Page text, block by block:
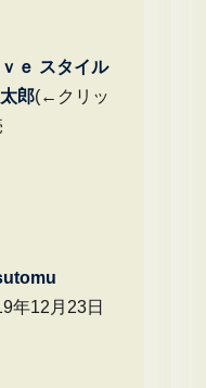
ｅ スタイル
郎(←クリッ
12月23日